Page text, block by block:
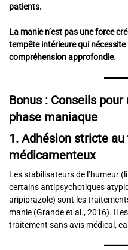
patients.
La manie n’est pas une force
tempête intérieure qui
compréhension approfondie.
Bonus : Conseils pour
phase maniaque
1. Adhésion stricte
médicamenteux
Les stabilisateurs de l’humeur
certains antipsychotiques
aripiprazole) sont les
manie (Grande et al., 2016). Il
traitement sans avis médical,